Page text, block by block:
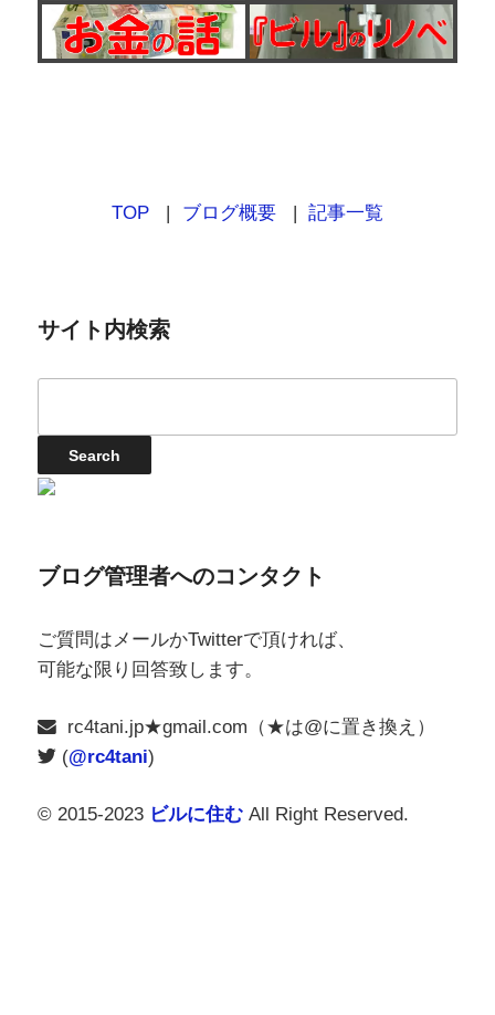
TOP ブログ概要 記事一覧
サイト内検索
ブログ管理者へのコンタクト
ご質問はメールかTwitterで頂ければ、
可能な限り回答致します。
rc4tani.jp★gmail.com（★は@に置き換え）
(@rc4tani)
© 2015-2023 ビルに住むAll Right Reserved.